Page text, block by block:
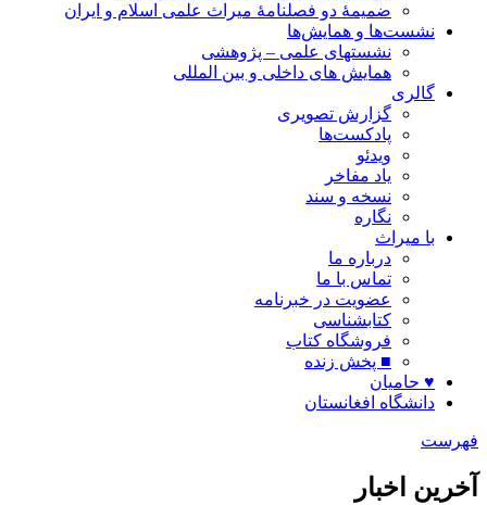
ضمیمۀ دو فصلنامۀ میراث علمی اسلام و ایران
نشست‌ها و همایش‌ها
نشستهای علمی – پژوهشی
همایش های داخلی و بین المللی
گالری
گزارش تصویری
پادکست‌ها
ویدئو
یاد مفاخر
نسخه و سند
نگاره
با میراث
درباره ما
تماس با ما
عضویت در خبرنامه
کتابشناسی
فروشگاه کتاب
■ پخش زنده
♥ حامیان
دانشگاه افغانستان
فهرست
آخرین اخبار